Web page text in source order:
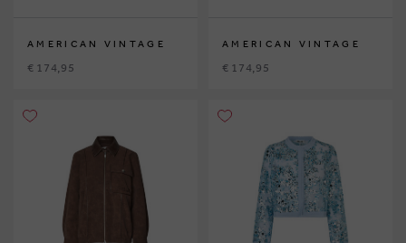
AMERICAN VINTAGE
€ 174,95
AMERICAN VINTAGE
€ 174,95